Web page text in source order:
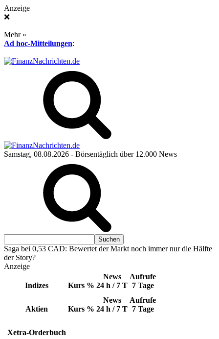
Anzeige
❌
Mehr »
Ad hoc-Mitteilungen:
Samstag, 08.08.2026 - Börsentäglich über 12.000 News
Saga bei 0,53 CAD: Bewertet der Markt noch immer nur die Hälfte
der Story?
Anzeige
Indizes Kurs %
News
24 h / 7 T
Aufrufe
7 Tage
Aktien Kurs %
News
24 h / 7 T
Aufrufe
7 Tage
Xetra-Orderbuch